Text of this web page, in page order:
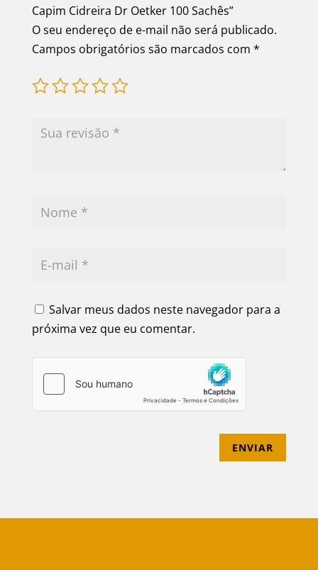
Capim Cidreira Dr Oetker 100 Sachês”
O seu endereço de e-mail não será publicado.
Campos obrigatórios são marcados com *
Salvar meus dados neste navegador para a
próxima vez que eu comentar.
ENVIAR